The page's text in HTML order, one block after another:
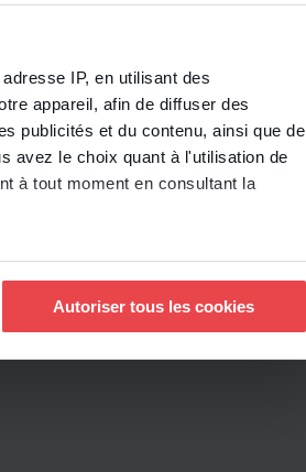
IP, en utilisant des
appareil, afin de diffuser des
publicités et du contenu, ainsi que de
avez le choix quant à l'utilisation de
à tout moment en consultant la
spécifiques (empreintes
Autoriser tous les cookies
Essayer gratuitement